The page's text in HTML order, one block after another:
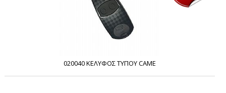
020040 ΚΕΛΥΦΟΣ ΤΥΠΟΥ CAME